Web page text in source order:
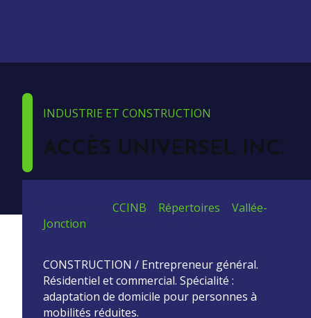
INDUSTRIE ET CONSTRUCTION
ACCÈS UNIVERSEL INC.
CCINB Répertoires
Vallée-
Jonction
CONSTRUCTION / Entrepreneur général.
Résidentiel et commercial. Spécialité :
adaptation de domicile pour personnes à
mobilités réduites.